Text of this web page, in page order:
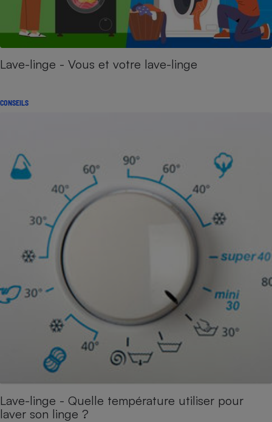
Lave-linge - Vous et votre lave-linge
CONSEILS
Lave-linge - Quelle température utiliser pour
laver son linge ?